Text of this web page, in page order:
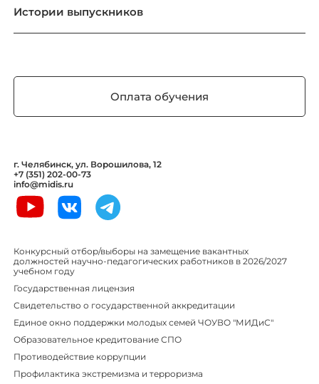
Истории выпускников
Оплата обучения
г. Челябинск, ул. Ворошилова, 12
+7 (351) 202-00-73
info@midis.ru
Конкурсный отбор/выборы на замещение вакантных
должностей научно-педагогических работников в 2026/2027
учебном году
Государственная лицензия
Свидетельство о государственной аккредитации
Единое окно поддержки молодых семей ЧОУВО "МИДиС"
Образовательное кредитование СПО
Противодействие коррупции
Профилактика экстремизма и терроризма